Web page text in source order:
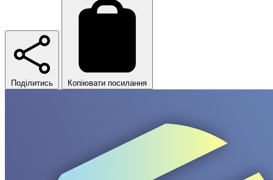
Поділитись Копіювати посилання